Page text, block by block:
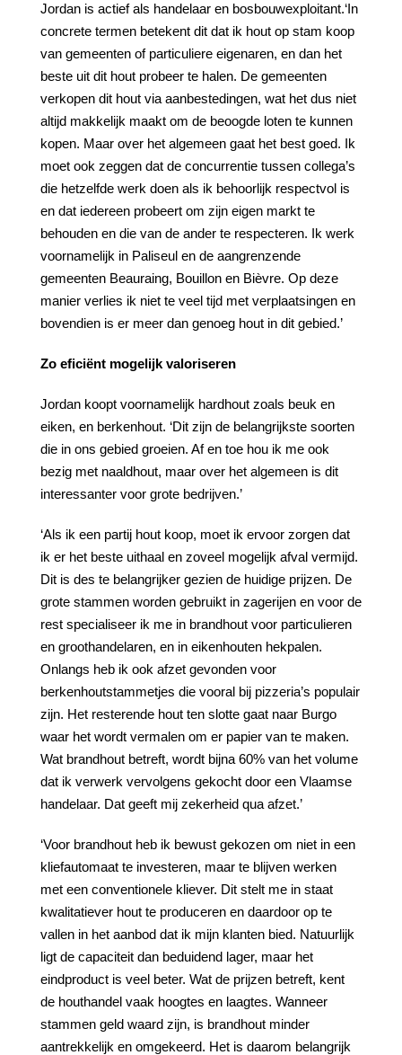
Jordan is actief als handelaar en bosbouwexploitant.‘In
concrete termen betekent dit dat ik hout op stam koop
van gemeenten of particuliere eigenaren, en dan het
beste uit dit hout probeer te halen. De gemeenten
verkopen dit hout via aanbestedingen, wat het dus niet
altijd makkelijk maakt om de beoogde loten te kunnen
kopen. Maar over het algemeen gaat het best goed. Ik
moet ook zeggen dat de concurrentie tussen collega’s
die hetzelfde werk doen als ik behoorlijk respectvol is
en dat iedereen probeert om zijn eigen markt te
behouden en die van de ander te respecteren. Ik werk
voornamelijk in Paliseul en de aangrenzende
gemeenten Beauraing, Bouillon en Bièvre. Op deze
manier verlies ik niet te veel tijd met verplaatsingen en
bovendien is er meer dan genoeg hout in dit gebied.’
Zo eficiënt mogelijk valoriseren
Jordan koopt voornamelijk hardhout zoals beuk en
eiken, en berkenhout. ‘Dit zijn de belangrijkste soorten
die in ons gebied groeien. Af en toe hou ik me ook
bezig met naaldhout, maar over het algemeen is dit
interessanter voor grote bedrijven.’
‘Als ik een partij hout koop, moet ik ervoor zorgen dat
ik er het beste uithaal en zoveel mogelijk afval vermijd.
Dit is des te belangrijker gezien de huidige prijzen. De
grote stammen worden gebruikt in zagerijen en voor de
rest specialiseer ik me in brandhout voor particulieren
en groothandelaren, en in eikenhouten hekpalen.
Onlangs heb ik ook afzet gevonden voor
berkenhoutstammetjes die vooral bij pizzeria’s populair
zijn. Het resterende hout ten slotte gaat naar Burgo
waar het wordt vermalen om er papier van te maken.
Wat brandhout betreft, wordt bijna 60% van het volume
dat ik verwerk vervolgens gekocht door een Vlaamse
handelaar. Dat geeft mij zekerheid qua afzet.’
‘Voor brandhout heb ik bewust gekozen om niet in een
kliefautomaat te investeren, maar te blijven werken
met een conventionele kliever. Dit stelt me in staat
kwalitatiever hout te produceren en daardoor op te
vallen in het aanbod dat ik mijn klanten bied. Natuurlijk
ligt de capaciteit dan beduidend lager, maar het
eindproduct is veel beter. Wat de prijzen betreft, kent
de houthandel vaak hoogtes en laagtes. Wanneer
stammen geld waard zijn, is brandhout minder
aantrekkelijk en omgekeerd. Het is daarom belangrijk